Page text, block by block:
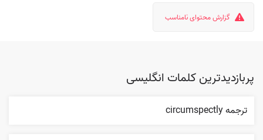
گزارش محتوای نامناسب
پربازدیدترین کلمات انگلیسی
ترجمه circumspectly